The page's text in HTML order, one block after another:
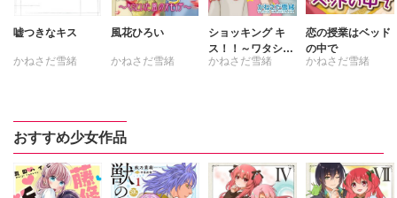
嘘つきなキス
かねさだ雪緒
風花ひろい
かねさだ雪緒
ショッキング キ
ス！！～ワタシの
初キス奪還作戦～
かねさだ雪緒
恋の授業はベッド
の中で
かねさだ雪緒
おすすめ少女作品